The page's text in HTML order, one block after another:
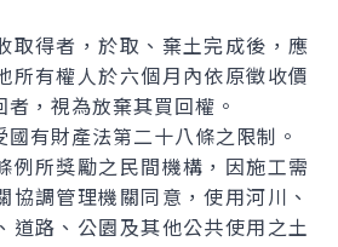
取得者，於取、棄土完成後，應
所有權人於六個月內依原徵收價
，視為放棄其買回權。
有財產法第二十八條之限制。
所獎勵之民間機構，因施工需
協調管理機關同意，使用河川、
道路、公園及其他公共使用之土